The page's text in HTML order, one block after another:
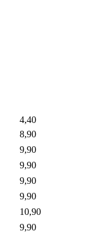
4,40
8,90
9,90
9,90
9,90
9,90
10,90
9,90